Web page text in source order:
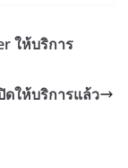
ให้บริการ
ดให้บริการแล้ว